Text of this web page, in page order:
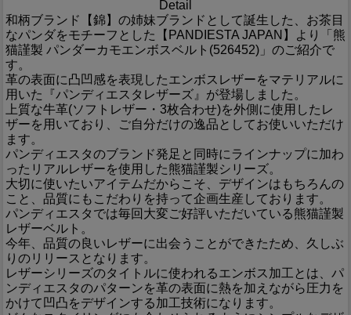
Detail
和柄ブランド【錦】の姉妹ブランドとして誕生した、お茶目
なパンダをモチーフとした【PANDIESTA JAPAN】より「熊
猫謹製 パンダーカモエンボスベルト(526452)」のご紹介で
す。
革の表面に凸凹感を表現したエンボスレザーをマテリアルに
用いた『パンディエスタレザーズ』が登場しました。
上質な牛革(ソフトレザー・3枚合わせ)を外側に使用したレ
ザーを用いており、ご自分だけの逸品としてお使いいただけ
ます。
パンディエスタのブランド発足と同時にラインナップに加わ
ったリアルレザーを使用した熊猫謹製シリーズ。
大切に使いたいアイテムだからこそ、デザインはもちろんの
こと、品質にもこだわりを持って企画生産しております。
パンディエスタでは毎回大変ご好評いただいている熊猫謹製
レザーベルト。
今年、品質の良いレザーに出会うことができたため、久しぶ
りのリリースとなります。
レザーシリーズのタイトルに使われるエンボス加工とは、パ
ンディエスタのパターンを革の表面に熱を加えながら圧力を
かけて凹凸をデザインする加工技術になります。